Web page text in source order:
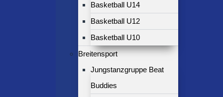
Basketball U14
Basketball U12
Basketball U10
Breitensport
Jungstanzgruppe Beat
Buddies